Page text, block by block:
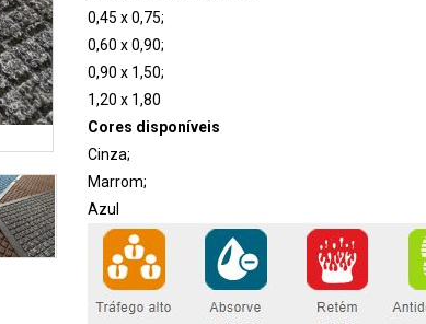
0,45 x 0,75;
0,60 x 0,90;
0,90 x 1,50;
1,20 x 1,80
Cores disponíveis
Cinza;
Marrom;
Azul